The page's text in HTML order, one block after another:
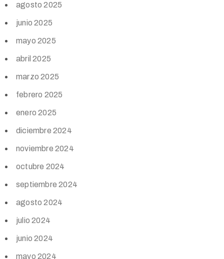
agosto 2025
junio 2025
mayo 2025
abril 2025
marzo 2025
febrero 2025
enero 2025
diciembre 2024
noviembre 2024
octubre 2024
septiembre 2024
agosto 2024
julio 2024
junio 2024
mayo 2024